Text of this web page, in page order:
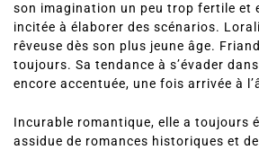
son imagination un peu trop fertile et
incitée à élaborer des scénarios.
rêveuse dès son plus jeune âge.
toujours. Sa tendance à s’évader
encore accentuée, une fois arrivée à
Incurable romantique, elle a toujours
assidue de romances historiques et